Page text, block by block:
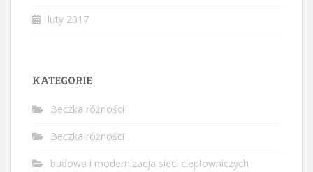
luty 2017
KATEGORIE
Beczka różności
Beczka różności
budowa i modernizacja sieci ciepłowniczych